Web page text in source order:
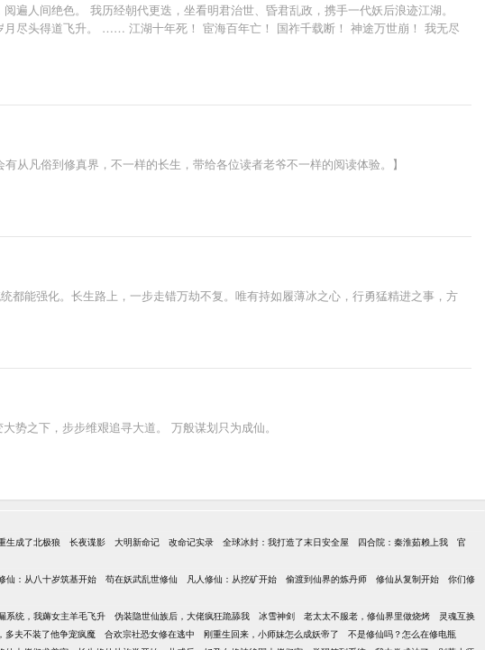
人间绝色。 我历经朝代更迭，坐看明君治世、昏君乱政，携手一代妖后浪迹江湖。
尽头得道飞升。 …… 江湖十年死！ 宦海百年亡！ 国祚千载断！ 神途万世崩！ 我无尽
凡俗到修真界，不一样的长生，带给各位读者老爷不一样的阅读体验。】
能强化。长生路上，一步走错万劫不复。唯有持如履薄冰之心，行勇猛精进之事，方
势之下，步步维艰追寻大道。 万般谋划只为成仙。
生成了北极狼 长夜谍影 大明新命记 改命记实录 全球冰封：我打造了末日安全屋 四合院：秦淮茹赖上我
官
仙：从八十岁筑基开始 苟在妖武乱世修仙 凡人修仙：从挖矿开始 偷渡到仙界的炼丹师 修仙从复制开始
你们修
系统，我薅女主羊毛飞升 伪装隐世仙族后，大佬疯狂跪舔我 冰雪神剑 老太太不服老，修仙界里做烧烤
灵魂互换
多夫不装了他争宠疯魔 合欢宗社恐女修在逃中 刚重生回来，小师妹怎么成妖帝了
不是修仙吗？怎么在修电瓶